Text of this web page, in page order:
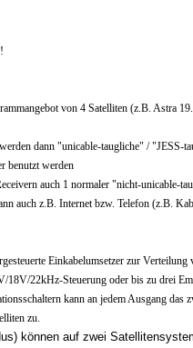
von 4 Satelliten (z.B.
dann "unicable-taugliche" / "JESS-
benutzt werden
auch 1 normaler "nicht-
auch z.B. Internet bzw. Telefon (z.B.
Einkabelumsetzer zur
18V/22kHz-Steuerung oder bis zu drei
kann an jedem Ausgang das
zu.
können auf zwei